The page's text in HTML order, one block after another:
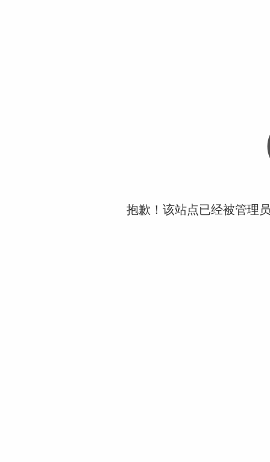
抱歉！该站点已经被管理